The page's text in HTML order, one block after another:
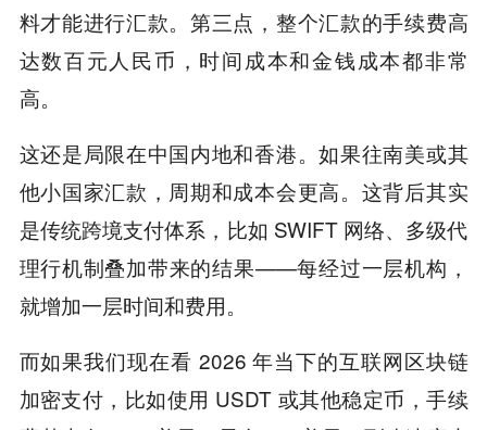
料才能进行汇款。第三点，整个汇款的手续费高
达数百元人民币，时间成本和金钱成本都非常
高。
这还是局限在中国内地和香港。如果往南美或其
他小国家汇款，周期和成本会更高。这背后其实
是传统跨境支付体系，比如 SWIFT 网络、多级代
理行机制叠加带来的结果——每经过一层机构，
就增加一层时间和费用。
而如果我们现在看 2026 年当下的互联网区块链
加密支付，比如使用 USDT 或其他稳定币，手续